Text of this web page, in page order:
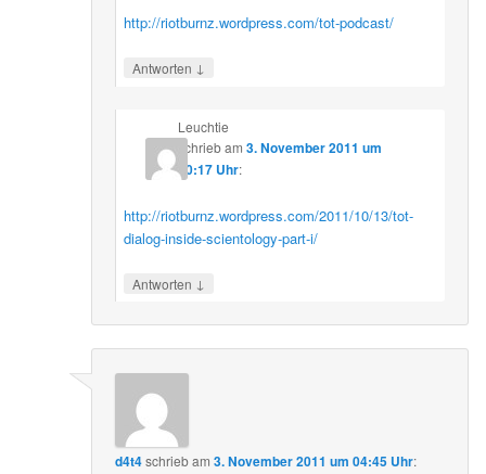
http://riotburnz.wordpress.com/tot-podcast/
Antworten ↓
Leuchtie
schriebam 3. November 2011 um
10:17 Uhr:
http://riotburnz.wordpress.com/2011/10/13/tot-
dialog-inside-scientology-part-i/
Antworten ↓
d4t4schriebam3. November 2011 um 04:45 Uhr: